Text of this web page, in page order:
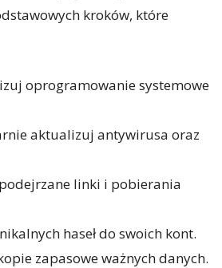
kroków, które
oprogramowanie systemowe
aktualizuj antywirusa oraz
linki i pobierania
haseł do swoich kont.
zapasowe ważnych danych.